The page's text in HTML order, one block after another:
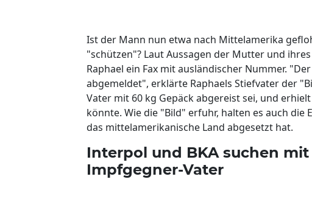
Ist der Mann nun etwa nach Mittelamerika
"schützen"? Laut Aussagen der Mutter und
Raphael ein Fax mit ausländischer Nummer.
abgemeldet", erklärte Raphaels Stiefvater der
Vater mit 60 kg Gepäck abgereist sei, und
könnte. Wie die "Bild" erfuhr, halten es auch
das mittelamerikanische Land abgesetzt hat.
Interpol und BKA suchen
Impfgegner-Vater